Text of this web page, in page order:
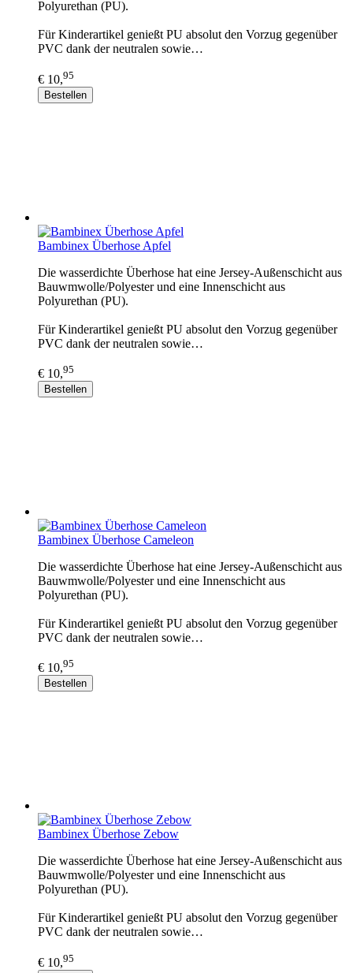
Polyurethan (PU).
Für Kinderartikel genießt PU absolut den Vorzug gegenüber
PVC dank der neutralen sowie…
€ 10,95
Bestellen
Bambinex Überhose Apfel
Die wasserdichte Überhose hat eine Jersey-Außenschicht aus
Bauwmwolle/Polyester und eine Innenschicht aus
Polyurethan (PU).
Für Kinderartikel genießt PU absolut den Vorzug gegenüber
PVC dank der neutralen sowie…
€ 10,95
Bestellen
Bambinex Überhose Cameleon
Die wasserdichte Überhose hat eine Jersey-Außenschicht aus
Bauwmwolle/Polyester und eine Innenschicht aus
Polyurethan (PU).
Für Kinderartikel genießt PU absolut den Vorzug gegenüber
PVC dank der neutralen sowie…
€ 10,95
Bestellen
Bambinex Überhose Zebow
Die wasserdichte Überhose hat eine Jersey-Außenschicht aus
Bauwmwolle/Polyester und eine Innenschicht aus
Polyurethan (PU).
Für Kinderartikel genießt PU absolut den Vorzug gegenüber
PVC dank der neutralen sowie…
€ 10,95